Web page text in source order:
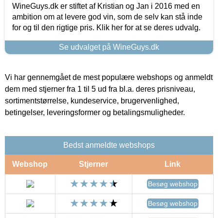
WineGuys.dk er stiftet af Kristian og Jan i 2016 med en
ambition om at levere god vin, som de selv kan stå inde
for og til den rigtige pris. Klik her for at se deres udvalg.
Se udvalget på WineGuys.dk
Vi har gennemgået de mest populære webshops og anmeldt
dem med stjerner fra 1 til 5 ud fra bl.a. deres prisniveau,
sortimentstørrelse, kundeservice, brugervenlighed,
betingelser, leveringsformer og betalingsmuligheder.
Bedst anmeldte webshops
Webshop Stjerner Link
Besøg webshop
Besøg webshop